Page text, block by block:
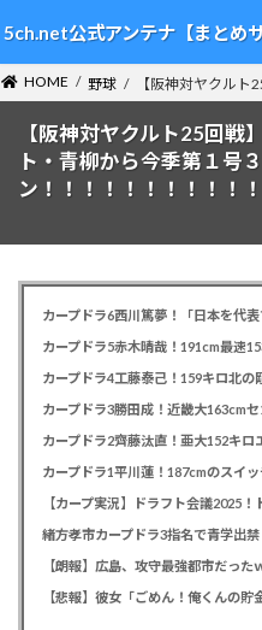
ン
テ
ン
ツ
ビ
ゲ
ー
シ
5ch.net公式アンテナ【まとめ
HOME 野球 【阪神対ヤクル
【阪神対ヤクルト25回戦
ト・青柳から今季第１号
ン！！！！！！！！！！
カープドラ4工藤泰己！159キロ北の
カープドラ2齊藤汰直！亜大152キロ
【カープ実況】ドラフト会議2025
【朗報】広島、攻守最強都市だった